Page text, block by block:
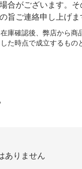
合がございます。
旨ご連絡申し上げま
庫確認後、弊店から商
た時点で成立するもの
ありません